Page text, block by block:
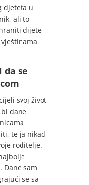
djeteta u
ali to
dijete
da se
svoj život
bi dane
te ja nikad
roditelje.
Dane sam
se sa